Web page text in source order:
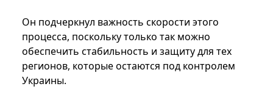
Он подчеркнул важность скорости этого
процесса, поскольку только так можно
обеспечить стабильность и защиту для тех
регионов, которые остаются под контролем
Украины.